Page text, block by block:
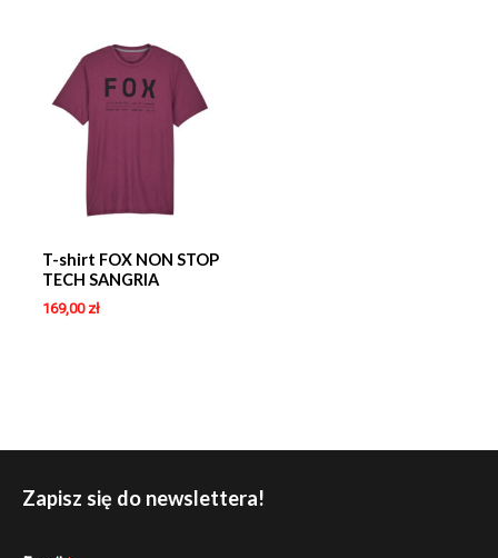
T-shirt FOX NON STOP
TECH SANGRIA
169,00 zł
Zapisz się do newslettera!